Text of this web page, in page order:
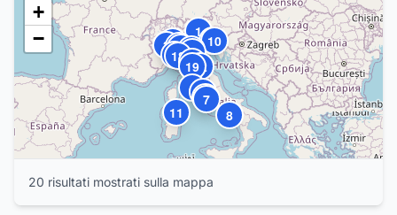
1
2
3
4
5
67
8
9 10
11
12
13
14 15
16
17
18
19
20
+
−
20 risultati mostrati sulla mappa